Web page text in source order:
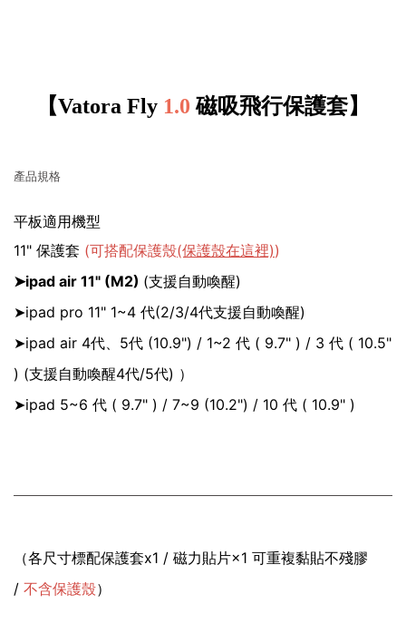
【Vatora Fly 1.0 磁吸飛行保護套】
產品規格
平板適用機型
11" 保護套 (可搭配保護殼(保護殼在這裡))
➤ipad air 11" (M2) (支援自動喚醒)
➤ipad pro 11" 1~4 代(2/3/4代支援自動喚醒)
➤ipad air 4代、5代 (10.9") / 1~2 代 ( 9.7" ) / 3 代 ( 10.5"
) (支援自動喚醒4代/5代) ）
➤ipad 5~6 代 ( 9.7" ) / 7~9 (10.2") / 10 代 ( 10.9" )
（各尺寸標配保護套x1 / 磁力貼片×1 可重複黏貼不殘膠
/ 不含保護殼）